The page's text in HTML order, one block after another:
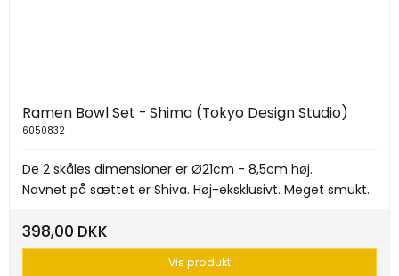
Ramen Bowl Set - Shima (Tokyo Design Studio)
6050832
De 2 skåles dimensioner er Ø21cm - 8,5cm høj.
Navnet på sættet er Shiva. Høj-eksklusivt. Meget smukt.
398,00 DKK
Vis produkt